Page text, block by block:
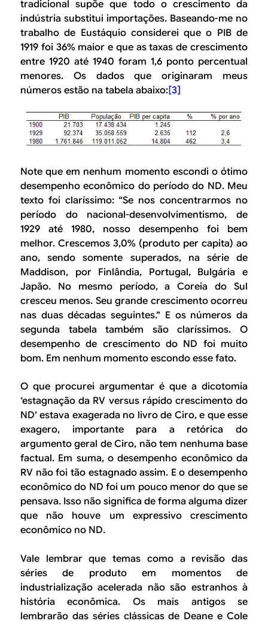
tradicional supõe que todo o crescimento da
indústria substitui importações. Baseando-me no
trabalho de Eustáquio considerei que o PIB de
1919 foi 36% maior e que as taxas de crescimento
entre 1920 até 1940 foram 1,6 ponto percentual
menores. Os dados que originaram meus
números estão na tabela abaixo:[3]
Note que em nenhum momento escondi o ótimo
desempenho econômico do período do ND. Meu
texto foi claríssimo: “Se nos concentrarmos no
período do nacional-desenvolvimentismo, de
1929 até 1980, nosso desempenho foi bem
melhor. Crescemos 3,0% (produto per capita) ao
ano, sendo somente superados, na série de
Maddison, por Finlândia, Portugal, Bulgária e
Japão. No mesmo período, a Coreia do Sul
cresceu menos. Seu grande crescimento ocorreu
nas duas décadas seguintes.” E os números da
segunda tabela também são claríssimos. O
desempenho de crescimento do ND foi muito
bom. Em nenhum momento escondo esse fato.
O que procurei argumentar é que a dicotomia
‘estagnação da RV versus rápido crescimento do
ND’ estava exagerada no livro de Ciro, e que esse
exagero, importante para a retórica do
argumento geral de Ciro, não tem nenhuma base
factual. Em suma, o desempenho econômico da
RV não foi tão estagnado assim. E o desempenho
econômico do ND foi um pouco menor do que se
pensava. Isso não significa de forma alguma dizer
que não houve um expressivo crescimento
econômico no ND.
Vale lembrar que temas como a revisão das
séries de produto em momentos de
industrialização acelerada não são estranhos à
história econômica. Os mais antigos se
lembrarão das séries clássicas de Deane e Cole